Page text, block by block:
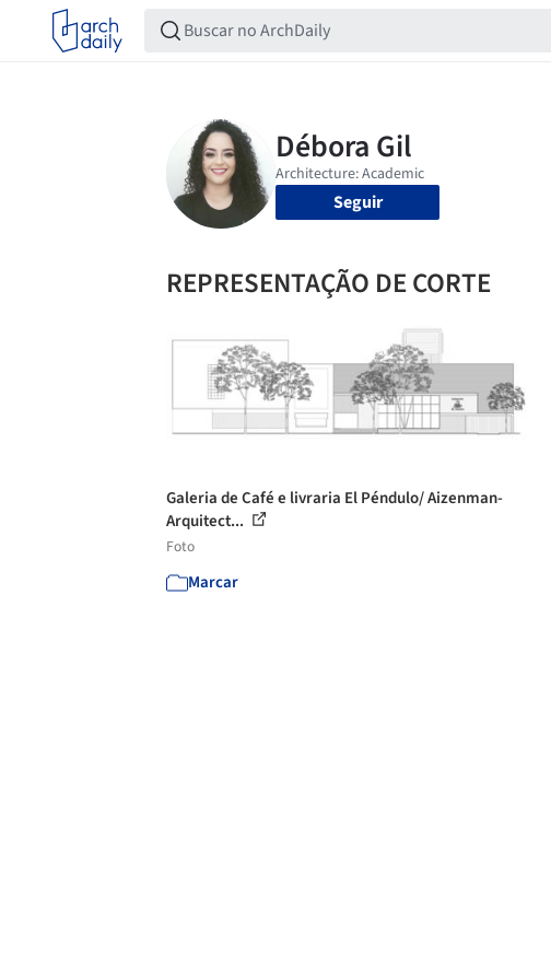
Seguir
REPRESENTAÇÃO DE CORTE
Galeria de Café e livraria El Péndulo/ Aizenman-
Arquitect...
Foto
Marcar